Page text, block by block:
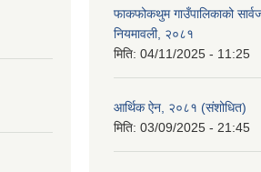
फाकफोकथुम गाउँपालिकाको
नियमावली, २०८१
मिति: 04/11/2025 - 11:25
आर्थिक ऐन, २०८१ (संशोधित)
मिति: 03/09/2025 - 21:45